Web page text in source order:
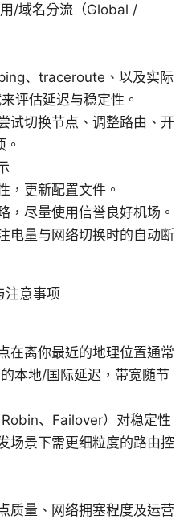
/域名分流（Global /
、traceroute、以及实际
评估延迟与稳定性。
试切换节点、调整路由、开
，更新配置文件。
，尽量使用信誉良好机场。
电量与网络切换时的自动断
注意事项
在离你最近的地理位置通常
本地/国际延迟，带宽随节
、Failover）对稳定性
场景下需更细粒度的路由控
质量、网络拥塞程度及运营